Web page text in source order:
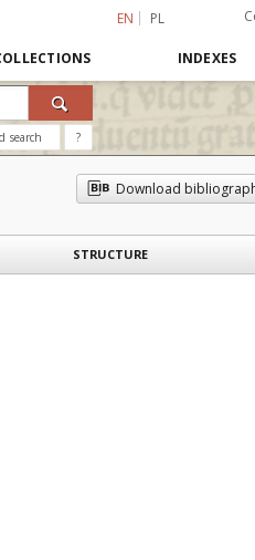
EN PL
INDEXES
search ?
Download
STRUCTURE